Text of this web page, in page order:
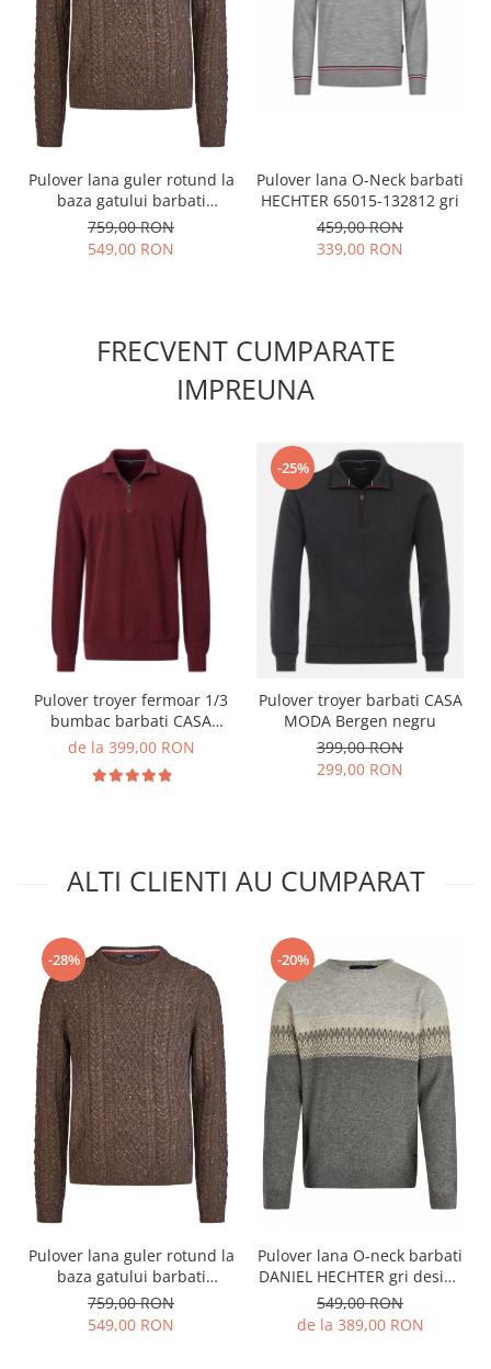
Pulover lana guler rotund la
baza gatului barbati
HECHTER maro
759,00 RON
549,00 RON
Pulover lana O-Neck barbati
HECHTER 65015-132812 gri
459,00 RON
339,00 RON
FRECVENT CUMPARATE
IMPREUNA
Pulover troyer fermoar 1/3
bumbac barbati CASA
MODA visiniu
de la 399,00 RON
-25%
Pulover troyer barbati CASA
MODA Bergen negru
399,00 RON
299,00 RON
ALTI CLIENTI AU CUMPARAT
-28%
Pulover lana guler rotund la
baza gatului barbati
HECHTER maro
759,00 RON
549,00 RON
-20%
Pulover lana O-neck barbati
DANIEL HECHTER gri design
iarna
549,00 RON
de la 389,00 RON